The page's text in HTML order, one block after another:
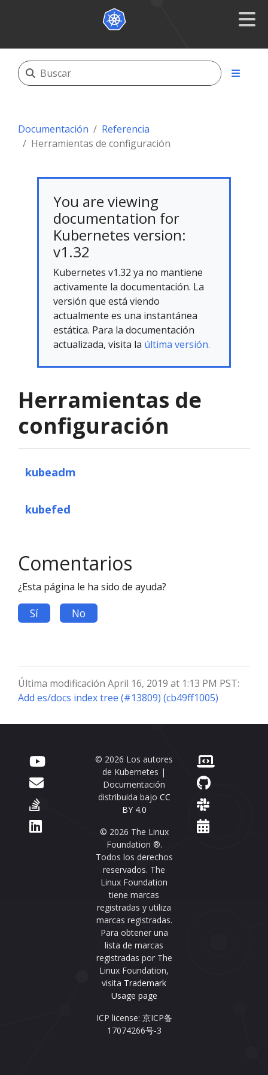
Documentación
Referencia
Herramientas de configuración
You are viewing
documentation for
Kubernetes version:
v1.32
Kubernetes v1.32 ya no mantiene
activamente la documentación. La
versión que está viendo
actualmente es una instantánea
estática. Para la documentación
actualizada, visita la última versión.
Herramientas de
configuración
kubeadm
kubefed
Comentarios
¿Esta página le ha sido de ayuda?
Sí No
Última modificación April 16, 2019 at 1:13 PM PST:
Add es/docs index tree (#13809) (cb49ff1005)
© 2026 Los autores
de Kubernetes |
Documentación
distribuida bajo CC
BY 4.0
© 2026 The Linux
Foundation ®.
Todos los derechos
reservados. The
Linux Foundation
tiene marcas
registradas y utiliza
marcas registradas.
Para obtener una
lista de marcas
registradas por The
Linux Foundation,
visita Trademark
Usage page
ICP license: 京ICP备
17074266号-3